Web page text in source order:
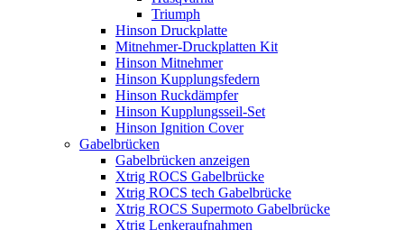
Triumph
Hinson Druckplatte
Mitnehmer-Druckplatten Kit
Hinson Mitnehmer
Hinson Kupplungsfedern
Hinson Ruckdämpfer
Hinson Kupplungsseil-Set
Hinson Ignition Cover
Gabelbrücken
Gabelbrücken anzeigen
Xtrig ROCS Gabelbrücke
Xtrig ROCS tech Gabelbrücke
Xtrig ROCS Supermoto Gabelbrücke
Xtrig Lenkeraufnahmen